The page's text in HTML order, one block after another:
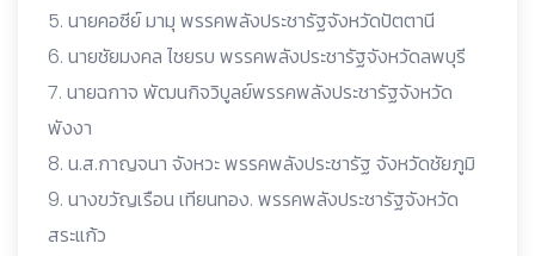
5. นายคอซีย์ มามุ พรรคพลังประชารัฐจังหวัดปัตตานี
6. นายชัยมงคล ไชยรบ พรรคพลังประชารัฐจังหวัดลพบุรี
7. นายฉกาจ พัฒนกิจวิบูลย์พรรคพลังประชารัฐจังหวัด
พังงา
8. น.ส.กาญจนา จังหวะ พรรคพลังประชารัฐ จังหวัดชัยภูมิ
9. นางขวัญเรือน เทียนทอง. พรรคพลังประชารัฐจังหวัด
สระแก้ว